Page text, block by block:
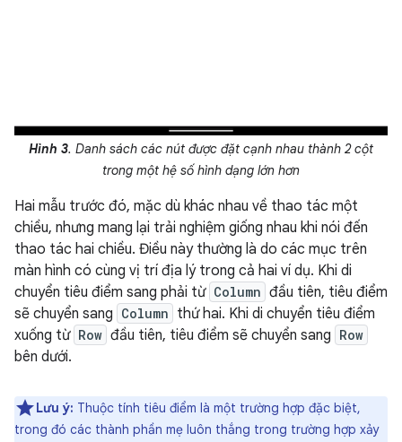
Hình 3. Danh sách các nút được đặt cạnh nhau thành 2 cột
trong một hệ số hình dạng lớn hơn
Hai mẫu trước đó, mặc dù khác nhau về thao tác một
chiều, nhưng mang lại trải nghiệm giống nhau khi nói đến
thao tác hai chiều. Điều này thường là do các mục trên
màn hình có cùng vị trí địa lý trong cả hai ví dụ. Khi di
chuyển tiêu điểm sang phải từ Column đầu tiên, tiêu điểm
sẽ chuyển sang Column thứ hai. Khi di chuyển tiêu điểm
xuống từ Row đầu tiên, tiêu điểm sẽ chuyển sang Row
bên dưới.
Lưu ý: Thuộc tính tiêu điểm là một trường hợp đặc biệt,
trong đó các thành phần mẹ luôn thắng trong trường hợp xảy